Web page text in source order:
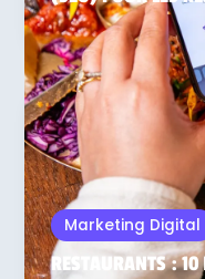
Marketing Digital
RESTAURANTS :